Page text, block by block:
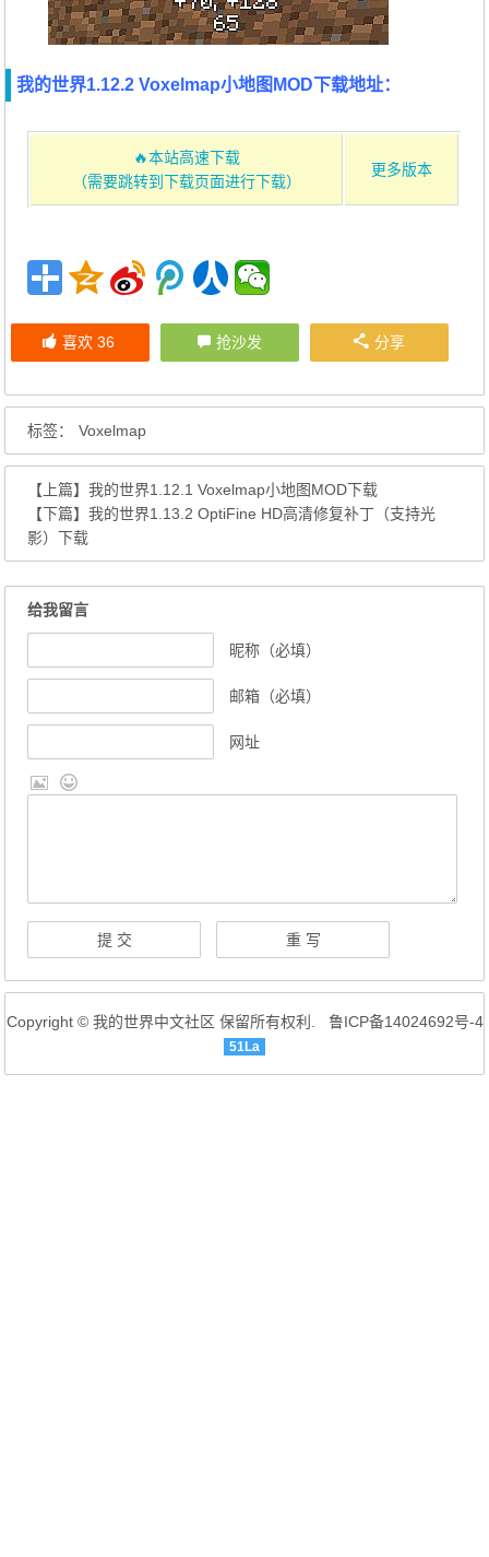
我的世界1.12.2 Voxelmap小地图MOD下载地址：